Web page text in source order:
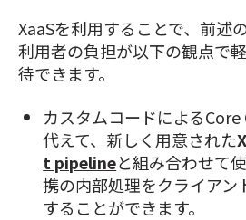
XaaSを利用することで、前述
利用者の負担が以下の観点で
待できます。
カスタムコードによる
代えて、新しく用意された
t pipelineと組み合わせて
携の内部処理をクライアン
することができます。